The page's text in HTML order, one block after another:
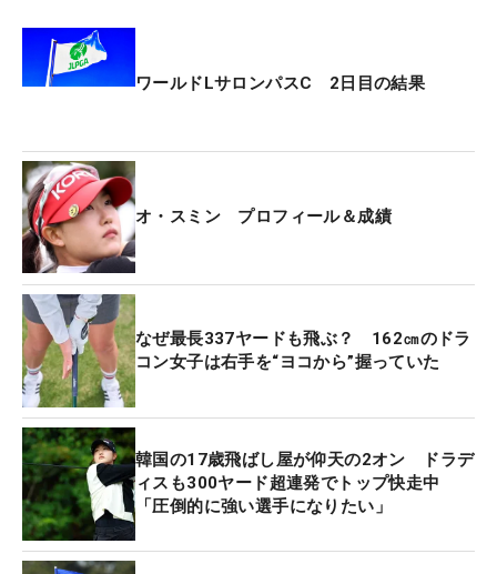
ました。（バンカーも）越えた方がやりやすい。攻
略法としてそう考えています」
飛ばし、ドラディスは全体1位につけたが、2日目の
数値はそれを上回った。11番パー4の273ヤードも
すごいが、パー5の17番に関しては驚異の311ヤー
ドを記録。17番は2位のユ・ヒョンジョ（韓国）が
記録した288ヤードに対し、23ヤードも差をつけた
のも驚きだ。2ホールの平均飛距離は292ヤードで、
こちらも2位の穴井詩（274ヤード）を18ヤードも
上回る1位を記録した。
深いラフにつかまるとパーオンも困難になるコー
ス。ただ、圧倒的な飛距離がそのハンデも埋めてい
る。「強く打とうと思ったら、右に行った」という
17番はラフからの2打目を強いられたが、残り175
ヤードから5番アイアンでグリーンを狙えた。10番
ワールドLサロンパスC 2日目の結果
オ・スミン プロフィール＆成績
なぜ最長337ヤードも飛ぶ？ 162㎝のドラ
コン女子は右手を“ヨコから”握っていた
韓国の17歳飛ばし屋が仰天の2オン ドラデ
ィスも300ヤード超連発でトップ快走中
「圧倒的に強い選手になりたい」